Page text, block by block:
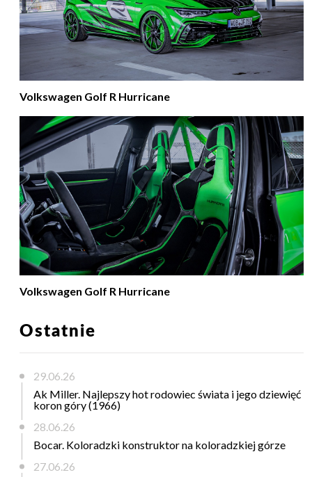
Volkswagen Golf R Hurricane
Volkswagen Golf R Hurricane
Ostatnie
29.06.26
Ak Miller. Najlepszy hot rodowiec świata i jego dziewięć
koron góry (1966)
28.06.26
Bocar. Koloradzki konstruktor na koloradzkiej górze
27.06.26